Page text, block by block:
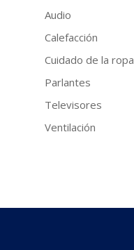
Audio
Calefacción
Cuidado de la ropa
Parlantes
Televisores
Ventilación